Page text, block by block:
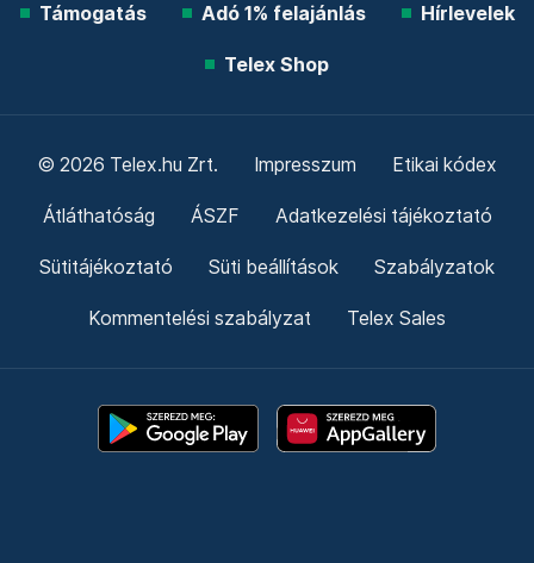
Támogatás Adó 1% felajánlás Hírlevelek
Telex Shop
© 2026 Telex.hu Zrt. Impresszum Etikai kódex
Átláthatóság ÁSZF Adatkezelési tájékoztató
Sütitájékoztató Süti beállítások Szabályzatok
Kommentelési szabályzat Telex Sales